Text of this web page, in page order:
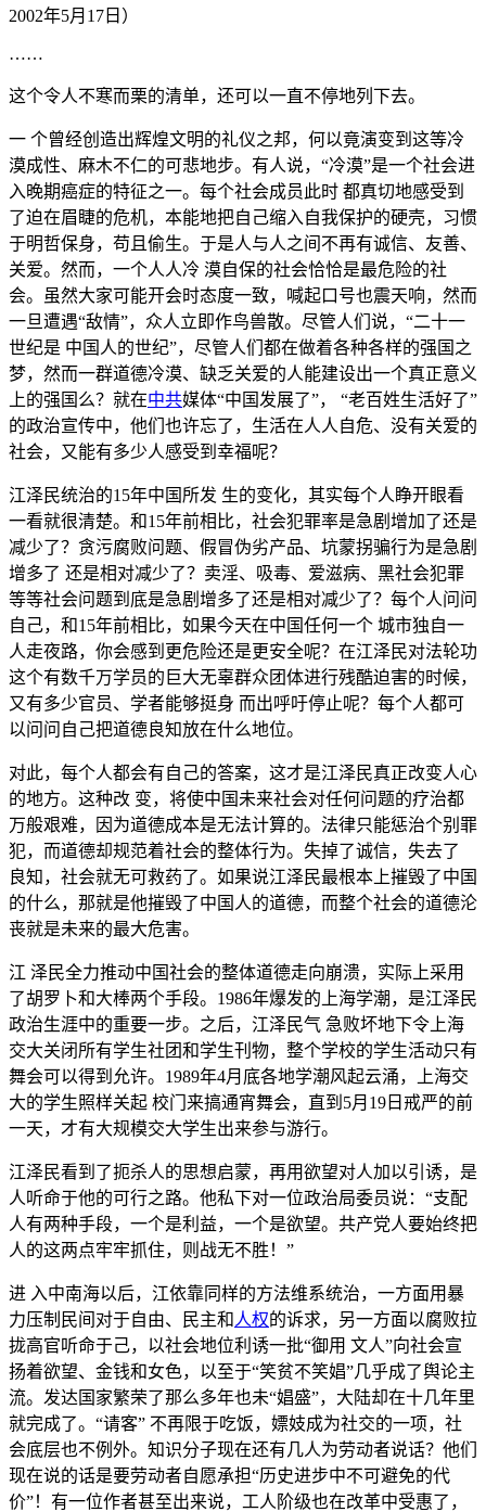
2002年5月17日）
……
这个令人不寒而栗的清单，还可以一直不停地列下去。
一 个曾经创造出辉煌文明的礼仪之邦，何以竟演变到这等冷
漠成性、麻木不仁的可悲地步。有人说，“冷漠”是一个社会进
入晚期癌症的特征之一。每个社会成员此时 都真切地感受到
了迫在眉睫的危机，本能地把自己缩入自我保护的硬壳，习惯
于明哲保身，苟且偷生。于是人与人之间不再有诚信、友善、
关爱。然而，一个人人冷 漠自保的社会恰恰是最危险的社
会。虽然大家可能开会时态度一致，喊起口号也震天响，然而
一旦遭遇“敌情”，众人立即作鸟兽散。尽管人们说，“二十一
世纪是 中国人的世纪”，尽管人们都在做着各种各样的强国之
梦，然而一群道德冷漠、缺乏关爱的人能建设出一个真正意义
上的强国么？就在中共媒体“中国发展了”， “老百姓生活好了”
的政治宣传中，他们也许忘了，生活在人人自危、没有关爱的
社会，又能有多少人感受到幸福呢？
江泽民统治的15年中国所发 生的变化，其实每个人睁开眼看
一看就很清楚。和15年前相比，社会犯罪率是急剧增加了还是
减少了？贪污腐败问题、假冒伪劣产品、坑蒙拐骗行为是急剧
增多了 还是相对减少了？卖淫、吸毒、爱滋病、黑社会犯罪
等等社会问题到底是急剧增多了还是相对减少了？每个人问问
自己，和15年前相比，如果今天在中国任何一个 城市独自一
人走夜路，你会感到更危险还是更安全呢？在江泽民对法轮功
这个有数千万学员的巨大无辜群众团体进行残酷迫害的时候，
又有多少官员、学者能够挺身 而出呼吁停止呢？每个人都可
以问问自己把道德良知放在什么地位。
对此，每个人都会有自己的答案，这才是江泽民真正改变人心
的地方。这种改 变，将使中国未来社会对任何问题的疗治都
万般艰难，因为道德成本是无法计算的。法律只能惩治个别罪
犯，而道德却规范着社会的整体行为。失掉了诚信，失去了
良知，社会就无可救药了。如果说江泽民最根本上摧毁了中国
的什么，那就是他摧毁了中国人的道德，而整个社会的道德沦
丧就是未来的最大危害。
江 泽民全力推动中国社会的整体道德走向崩溃，实际上采用
了胡罗卜和大棒两个手段。1986年爆发的上海学潮，是江泽民
政治生涯中的重要一步。之后，江泽民气 急败坏地下令上海
交大关闭所有学生社团和学生刊物，整个学校的学生活动只有
舞会可以得到允许。1989年4月底各地学潮风起云涌，上海交
大的学生照样关起 校门来搞通宵舞会，直到5月19日戒严的前
一天，才有大规模交大学生出来参与游行。
江泽民看到了扼杀人的思想启蒙，再用欲望对人加以引诱，是
人听命于他的可行之路。他私下对一位政治局委员说：“支配
人有两种手段，一个是利益，一个是欲望。共产党人要始终把
人的这两点牢牢抓住，则战无不胜！”
进 入中南海以后，江依靠同样的方法维系统治，一方面用暴
力压制民间对于自由、民主和 人权的诉求，另一方面以腐败拉
拢高官听命于己，以社会地位利诱一批“御用 文人”向社会宣
扬着欲望、金钱和女色，以至于“笑贫不笑娼”几乎成了舆论主
流。发达国家繁荣了那么多年也未“娼盛”，大陆却在十几年里
就完成了。“请客” 不再限于吃饭，嫖妓成为社交的一项，社
会底层也不例外。知识分子现在还有几人为劳动者说话？他们
现在说的话是要劳动者自愿承担“历史进步中不可避免的代
价”！有一位作者甚至出来说，工人阶级也在改革中受惠了，